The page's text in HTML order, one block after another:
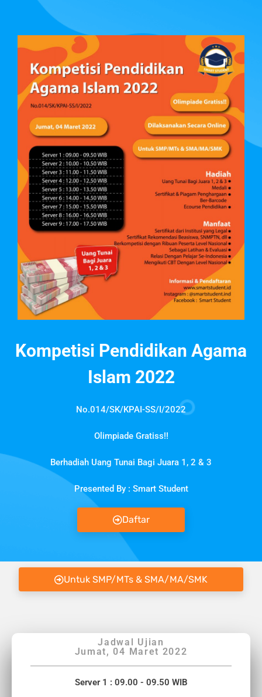
Kompetisi Pendidikan Agama
Islam 2022
No.014/SK/KPAI-SS/I/2022
Olimpiade Gratiss!!
Berhadiah Uang Tunai Bagi Juara 1, 2 & 3
Presented By : Smart Student
Daftar
Untuk SMP/MTs & SMA/MA/SMK
Jadwal Ujian
Jumat, 04 Maret 2022
Server 1 : 09.00 - 09.50 WIB